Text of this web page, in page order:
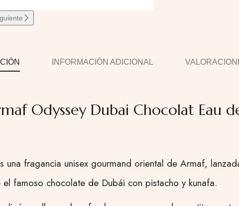
INFORMACIÓN ADICIONAL
Odyssey Dubai Chocolat Eau
una fragancia unisex gourmand oriental de Armaf,
famoso chocolate de Dubái con pistacho y kunafa.